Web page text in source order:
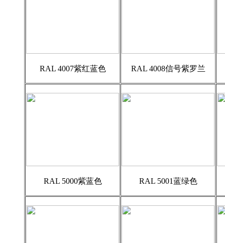
RAL 4007紫红蓝色 RAL 4008信号紫罗兰
RAL 5000紫蓝色 RAL 5001蓝绿色